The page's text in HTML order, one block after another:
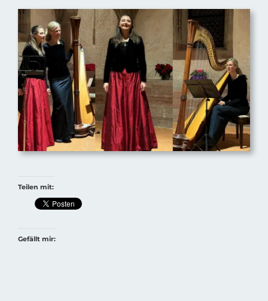
Teilen mit:
Gefällt mir: